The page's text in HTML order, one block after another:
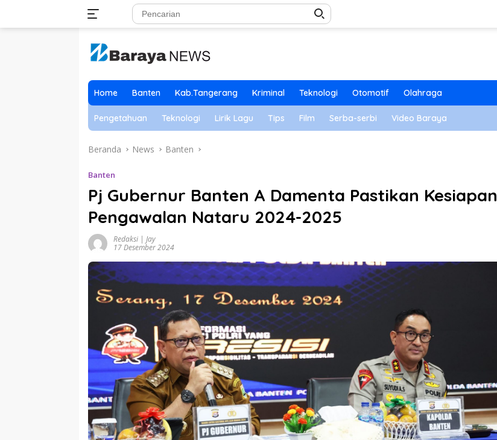
Home Banten Kab.Tangerang Kriminal Teknologi Otomotif Olahraga
Pengetahuan Teknologi Lirik Lagu Tips Film Serba-serbi Video Baraya
Beranda News Banten
Banten
Pj Gubernur Banten A Damenta Pastikan Kesiapan
Pengawalan Nataru 2024-2025
Redaksi | Jay
17 Desember 2024